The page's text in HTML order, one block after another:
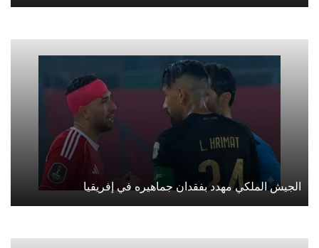
الجيش الملكي مهدد بفقدان جماهيره في إفريقيا